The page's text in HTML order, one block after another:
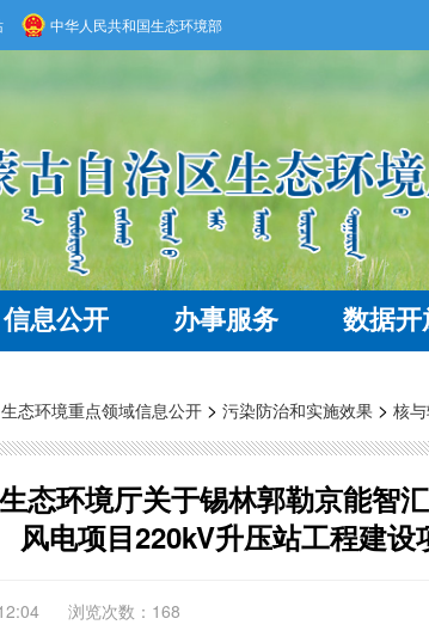
中华人民共和国生态环境部
信息公开 办事服务 数据开
生态环境重点领域信息公开 > 污染防治和实施效果 > 核
态环境厅关于锡林郭勒京能智
风电项目220kV升压站工程建
浏览次数：168